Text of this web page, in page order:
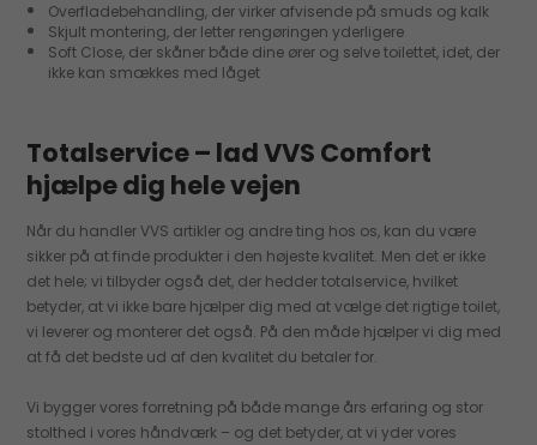
Overfladebehandling, der virker afvisende på smuds og kalk
Skjult montering, der letter rengøringen yderligere
Soft Close, der skåner både dine ører og selve toilettet, idet, der
ikke kan smækkes med låget
Totalservice – lad VVS Comfort
hjælpe dig hele vejen
Når du handler VVS artikler og andre ting hos os, kan du være
sikker på at finde produkter i den højeste kvalitet. Men det er ikke
det hele; vi tilbyder også det, der hedder totalservice, hvilket
betyder, at vi ikke bare hjælper dig med at vælge det rigtige toilet,
vi leverer og monterer det også. På den måde hjælper vi dig med
at få det bedste ud af den kvalitet du betaler for.
Vi bygger vores forretning på både mange års erfaring og stor
stolthed i vores håndværk – og det betyder, at vi yder vores